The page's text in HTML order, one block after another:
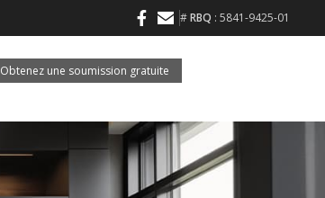
#RBQ : 5841-9425-01
Obtenez une soumission gratuite